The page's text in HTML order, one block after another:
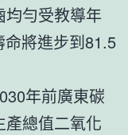
勻受教導年
將進步到81.5
年前廣東碳
總值二氧化